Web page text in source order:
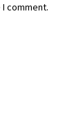
comment.